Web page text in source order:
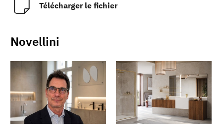
Télécharger le fichier
Novellini